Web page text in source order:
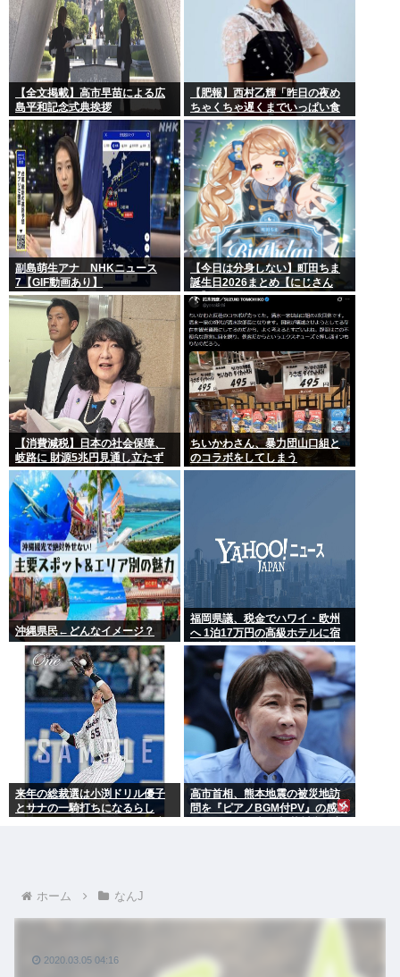
【全文掲載】高市早苗による広
島平和記念式典挨拶
【肥報】西村乙輝「昨日の夜め
ちゃくちゃ遅くまでいっぱい食
べた。今日もいっぱい食べてや
る」
副島萌生アナ NHKニュース
7【GIF動画あり】
【今日は分身しない】町田ちま
誕生日2026まとめ【にじさん
じ】
【消費減税】日本の社会保障、
岐路に 財源5兆円見通し立たず
ちいかわさん、暴力団山口組と
のコラボをしてしまう
沖縄県民←どんなイメージ？
福岡県議、税金でハワイ・欧州
へ 1泊17万円の高級ホテルに宿
泊 日本全国で横行する「海外視
察」という名の公費豪遊
来年の総裁選は小渕ドリル優子
とサナの一騎打ちになるらし
高市首相、熊本地震の被災地訪
問を『ピアノBGM付PV』の感動
ホーム なんJ
2020.03.05 04:16